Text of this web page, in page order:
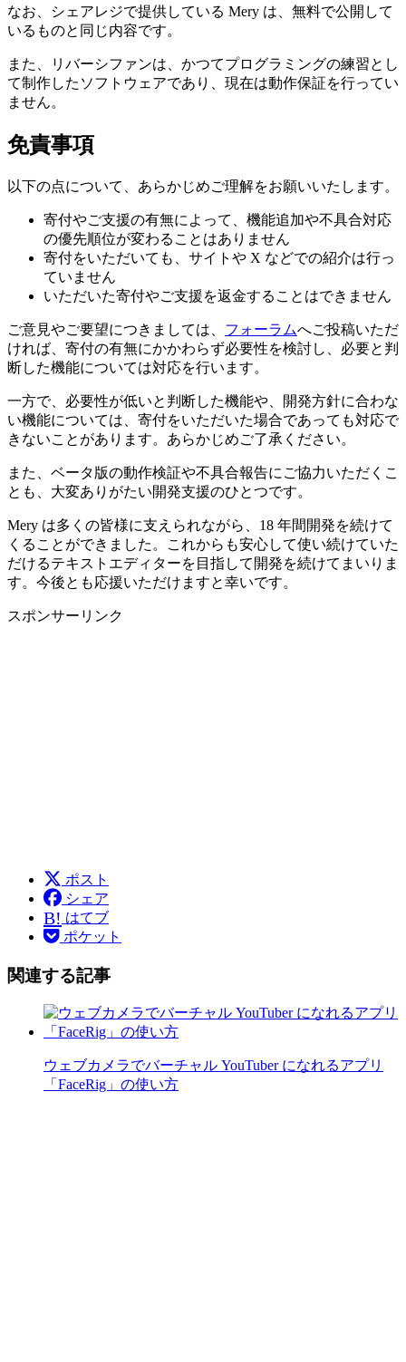
なお、シェアレジで提供している Mery は、 無料で公開して
いるものと同じ内容です。
また、リバーシファンは、かつてプログラミングの練習とし
て制作したソフトウェアであり、現在は動作保証を行ってい
ません。
免責事項
以下の点について、あらかじめご理解をお願いいたします。
寄付やご支援の有無によって、機能追加や不具合対応
の優先順位が変わることはありません
寄付をいただいても、サイトや X などでの紹介は行っ
ていません
いただいた寄付やご支援を返金することはできません
ご意見やご要望につきましては、 フォーラムへご投稿いただ
ければ、寄付の有無にかかわらず必要性を検討し、必要と判
断した機能については対応を行います。
一方で、必要性が低いと判断した機能や、開発方針に合わな
い機能については、 寄付をいただいた場合であっても対応で
きないことがあります。 あらかじめご了承ください。
また、ベータ版の動作検証や不具合報告にご協力いただくこ
とも、大変ありがたい開発支援のひとつです。
Mery は多くの皆様に支えられながら、18 年間開発を続けて
くることができました。これからも安心して使い続けていた
だけるテキストエディターを目指して開発を続けてまいりま
す。今後とも応援いただけますと幸いです。
スポンサーリンク
ポスト
シェア
B! はてブ
ポケット
関連する記事
ウェブカメラでバーチャル YouTuber になれるアプリ
「FaceRig」の使い方